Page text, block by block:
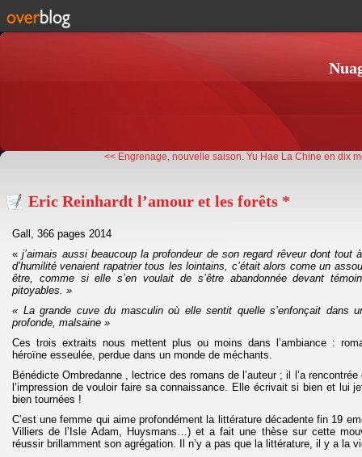
<< Engrenage, nouvelle saison. Yu Hae La Chine en dix
Eric Reinhardt l’amour et les forêts *
Gall, 366 pages 2014
«j’aimais aussi beaucoup la profondeur de son regard rêveur dont tout
d’humilité venaient rapatrier tous les lointains, c’était alors come un
être, comme si elle s’en voulait de s’être abandonnée devant
pitoyables. »
« La grande cuve du masculin où elle sentit quelle s’enfonçait dans
profonde, malsaine »
Ces trois extraits nous mettent plus ou moins dans l’ambiance :
héroïne esseulée, perdue dans un monde de méchants.
Bénédicte Ombredanne , lectrice des romans de l’auteur ; il l’a
l’impression de vouloir faire sa connaissance. Elle écrivait si bien et lui
bien tournées !
C’est une femme qui aime profondément la littérature décadente fin 19
Villiers de l’Isle Adam, Huysmans…) et a fait une thèse sur cette
réussir brillamment son agrégation. Il n’y a pas que la littérature, il y a la